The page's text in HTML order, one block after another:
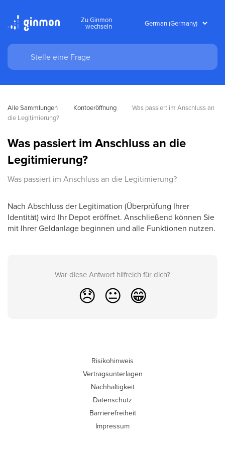
Zu Ginmon
wechseln
Alle Sammlungen Kontoeröffnung
Was passiert im Anschluss an
die Legitimierung?
Was passiert im Anschluss an die
Legitimierung?
Was passiert im Anschluss an die Legitimierung?
Nach Abschluss der Legitimation (Überprüfung Ihrer
Identität) wird Ihr Depot eröffnet. Anschließend können Sie
mit Ihrer Geldanlage beginnen und alle Funktionen nutzen.
War diese Antwort hilfreich für dich?
😞 😐 😁
Risikohinweis
Vertragsunterlagen
Nachhaltigkeit
Datenschutz
Barrierefreiheit
Impressum